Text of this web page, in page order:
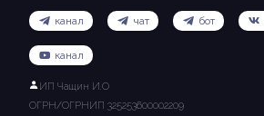
канал чат бот
канал
ИП Чащин И.О
ОГРН/ОГРНИП 325253600002209